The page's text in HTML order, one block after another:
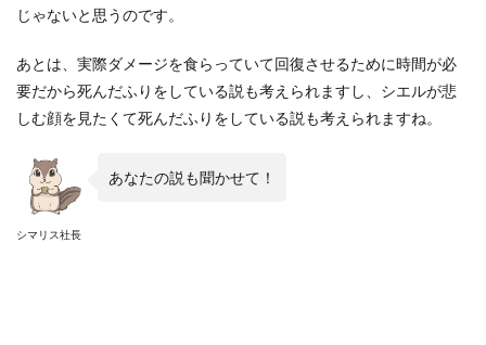
じゃないと思うのです。
あとは、実際ダメージを食らっていて回復させるために時間が必
要だから死んだふりをしている説も考えられますし、シエルが悲
しむ顔を見たくて死んだふりをしている説も考えられますね。
シマリス社長
あなたの説も聞かせて！